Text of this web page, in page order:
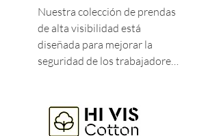
Nuestra colección de prendas
de alta visibilidad está
diseñada para mejorar la
seguridad de los trabajadores
sin costuras utiliza tecnología
de cintas segmentadas